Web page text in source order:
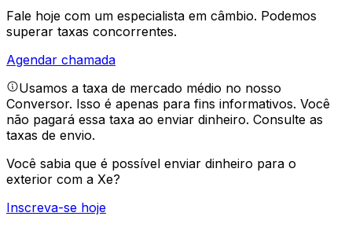
Fale hoje com um especialista em câmbio. Podemos
superar taxas concorrentes.
Agendar chamada
Usamos a taxa de mercado médio no nosso
Conversor. Isso é apenas para fins informativos. Você
não pagará essa taxa ao enviar dinheiro. Consulte as
taxas de envio.
Você sabia que é possível enviar dinheiro para o
exterior com a Xe?
Inscreva-se hoje